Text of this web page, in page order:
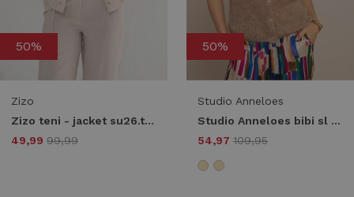
50%
Zizo
Zizo teni - jacket su26.teni.002 Gilets light sand
49,99 99,99
50%
Studio Anneloes
Studio Anneloes bibi sl cardigan 13811 Vest 2200 latte
54,97 109,95